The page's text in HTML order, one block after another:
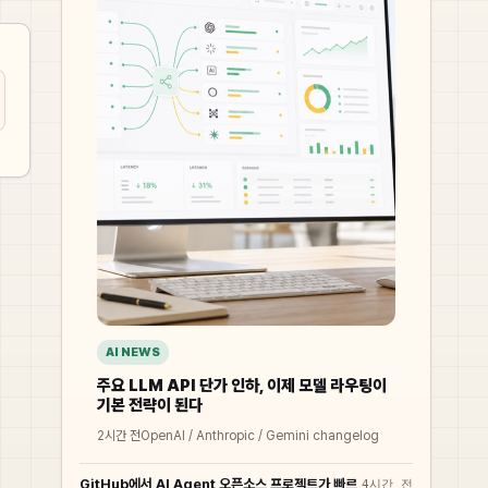
AI NEWS
주요 LLM API 단가 인하, 이제 모델 라우팅이
기본 전략이 된다
2시간 전OpenAI / Anthropic / Gemini changelog
GitHub에서 AI Agent 오픈소스 프로젝트가 빠르 4시간 전